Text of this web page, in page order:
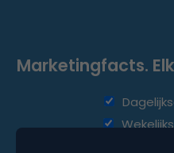
Marketingfacts.